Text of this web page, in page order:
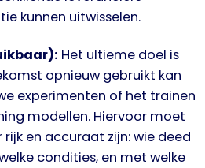
kunnen uitwisselen.
Het ultieme doel is
opnieuw gebruikt kan
experimenten of het trainen
modellen. Hiervoor moet
en accuraat zijn: wie deed
condities, en met welke